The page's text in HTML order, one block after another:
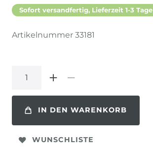
Sofort versandfertig, Lieferzeit 1-3 Tage
Artikelnummer 33181
IN DEN WARENKORB
WUNSCHLISTE